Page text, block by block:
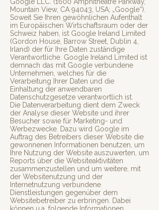
Mountain View, CA 94043, USA; „Google“).
Soweit Sie Ihren gewöhnlichen Aufenthalt
im Europäischen Wirtschaftsraum oder der
Schweiz haben, ist Google Ireland Limited
(Gordon House, Barrow Street, Dublin 4,
Irland) der für Ihre Daten zuständige
Verantwortliche. Google Ireland Limited ist
demnach das mit Google verbundene
Unternehmen, welches für die
Verarbeitung Ihrer Daten und die
Einhaltung der anwendbaren
Datenschutzgesetze verantwortlich ist.
Die Datenverarbeitung dient dem Zweck
der Analyse dieser Website und ihrer
Besucher sowie für Marketing- und
Werbezwecke. Dazu wird Google im
Auftrag des Betreibers dieser Website die
gewonnenen Informationen benutzen, um
Ihre Nutzung der Website auszuwerten, um
Reports über die Websiteaktivitäten
zusammenzustellen und um weitere, mit
der Websitenutzung und der
Internetnutzung verbundene
Dienstleistungen gegenüber dem
Websitebetreiber zu erbringen. Dabei